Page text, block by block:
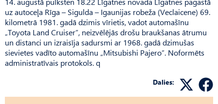
uz autoceļa Rīga – Sigulda – Igaunijas robeža (Veclaicene) 69.
kilometrā 1981. gadā dzimis vīrietis, vadot automašīnu
„Toyota Land Cruiser”, neizvēlējās drošu braukšanas ātrumu
un distanci un izraisīja sadursmi ar 1968. gadā dzimušas
sievietes vadīto automašīnu „Mitsubishi Pajero”. Noformēts
administratīvais protokols. q
Dalies: